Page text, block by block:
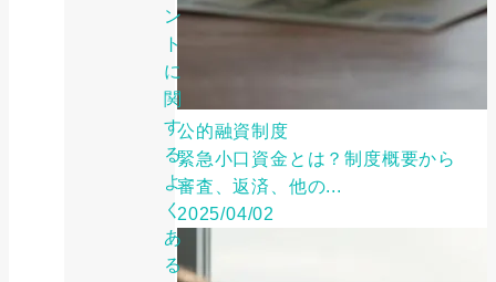
ン
ト
に
関
す
る
よ
く
あ
る
公的融資制度
緊急小口資金とは？制度概要から
審査、返済、他の...
2025/04/02